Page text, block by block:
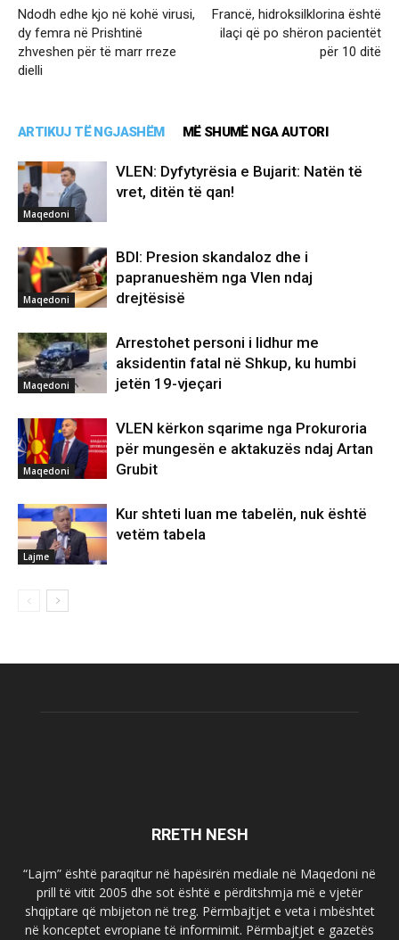
Ndodh edhe kjo në kohë virusi,
dy femra në Prishtinë
zhveshen për të marr rreze
dielli
Francë, hidroksilklorina është
ilaçi që po shëron pacientët
për 10 ditë
ARTIKUJ TË NGJASHËM MË SHUMË NGA AUTORI
Maqedoni
VLEN: Dyfytyrësia e Bujarit: Natën të
vret, ditën të qan!
Maqedoni
BDI: Presion skandaloz dhe i
papranueshëm nga Vlen ndaj
drejtësisë
Maqedoni
Arrestohet personi i lidhur me
aksidentin fatal në Shkup, ku humbi
jetën 19-vjeçari
Maqedoni
VLEN kërkon sqarime nga Prokuroria
për mungesën e aktakuzës ndaj Artan
Grubit
Lajme
Kur shteti luan me tabelën, nuk është
vetëm tabela
RRETH NESH
“Lajm” është paraqitur në hapësirën mediale në Maqedoni në
prill të vitit 2005 dhe sot është e përditshmja më e vjetër
shqiptare që mbijeton në treg. Përmbajtjet e veta i mbështet
në konceptet evropiane të informimit. Përmbajtjet e gazetës